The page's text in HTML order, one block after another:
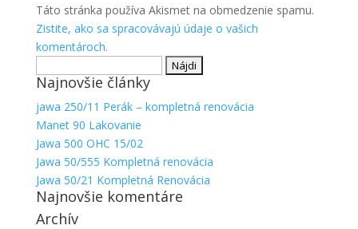
Táto stránka používa Akismet na obmedzenie spamu.
Zistite, ako sa spracovávajú údaje o vašich
komentároch.
Najnovšie články
jawa 250/11 Perák – kompletná renovácia
Manet 90 Lakovanie
Jawa 500 OHC 15/02
Jawa 50/555 Kompletná renovácia
Jawa 50/21 Kompletná Renovácia
Najnovšie komentáre
Archív